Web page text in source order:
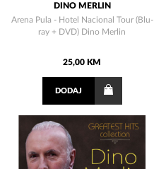
DINO MERLIN
Arena Pula - Hotel Nacional Tour (Blu-
ray + DVD) Dino Merlin
25,00 KM
DODAJ